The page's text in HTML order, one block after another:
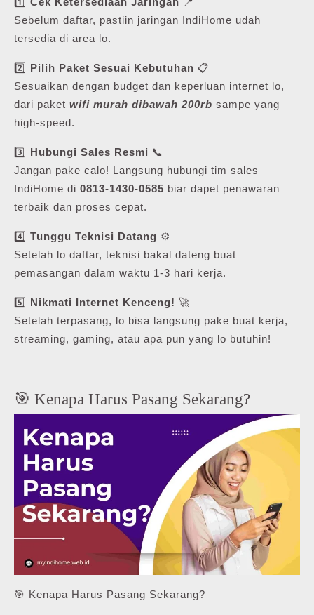
Sebelum daftar, pastiin jaringan IndiHome udah
tersedia di area lo.
2️⃣ Pilih Paket Sesuai Kebutuhan 📋
Sesuaikan dengan budget dan keperluan internet lo,
dari paket wifi murah dibawah 200rb sampe yang
high-speed.
3️⃣ Hubungi Sales Resmi 📞
Jangan pake calo! Langsung hubungi tim sales
IndiHome di 0813-1430-0585 biar dapet penawaran
terbaik dan proses cepat.
4️⃣ Tunggu Teknisi Datang ⚙️
Setelah lo daftar, teknisi bakal dateng buat
pemasangan dalam waktu 1-3 hari kerja.
5️⃣ Nikmati Internet Kenceng! 🚀
Setelah terpasang, lo bisa langsung pake buat kerja,
streaming, gaming, atau apa pun yang lo butuhin!
🎯 Kenapa Harus Pasang Sekarang?
🎯 Kenapa Harus Pasang Sekarang?